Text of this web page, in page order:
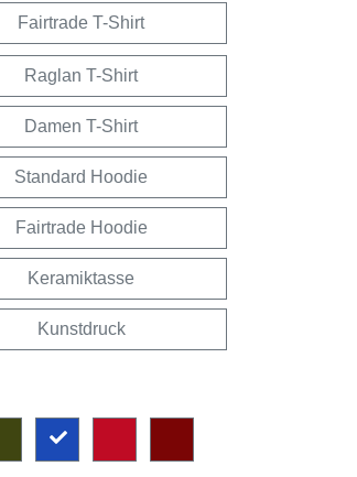
Fairtrade T-Shirt
Raglan T-Shirt
Damen T-Shirt
Standard Hoodie
Fairtrade Hoodie
Keramiktasse
Kunstdruck